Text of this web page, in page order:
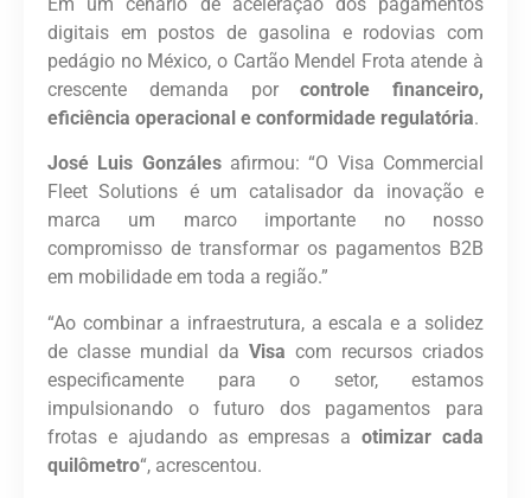
digitais em postos de gasolina e rodovias com
pedágio no México, o Cartão Mendel Frota atende à
crescente demanda porcontrole financeiro,
eficiência operacional e conformidade regulatória.
José Luis Gonzálesafirmou: “O Visa Commercial
Fleet Solutions é um catalisador da inovação e
marca um marco importante no nosso
compromisso de transformar os pagamentos B2B
em mobilidade em toda a região.”
“Ao combinar a infraestrutura, a escala e a solidez
de classe mundial da Visa com recursos criados
especificamente para o setor, estamos
impulsionando o futuro dos pagamentos para
frotas e ajudando as empresas aotimizar cada
quilômetro“, acrescentou.